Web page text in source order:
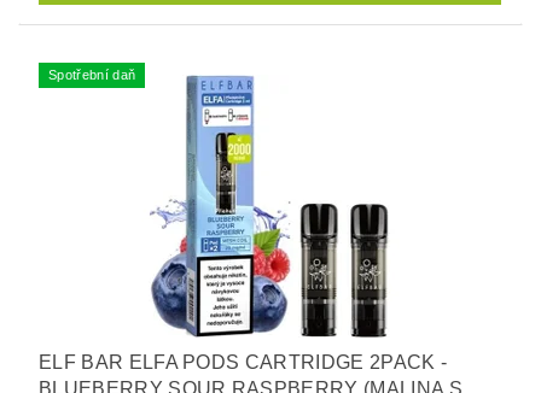
Spotřební daň
ELF BAR ELFA PODS CARTRIDGE 2PACK -
BLUEBERRY SOUR RASPBERRY (MALINA S